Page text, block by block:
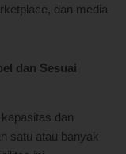
dan media
dan Sesuai
dan
satu atau banyak